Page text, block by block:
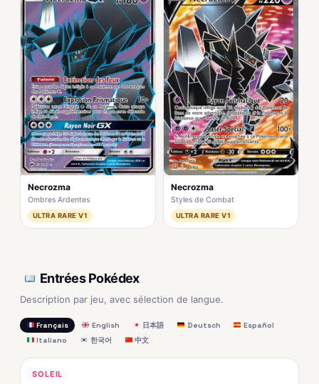
Necrozma
Ombres Ardentes
ULTRA RARE V1
Necrozma
Styles de Combat
ULTRA RARE V1
Entrées Pokédex
Description par jeu, avec sélection de langue.
Français English 日本語 Deutsch
Español
Italiano
한국어 中文
SOLEIL